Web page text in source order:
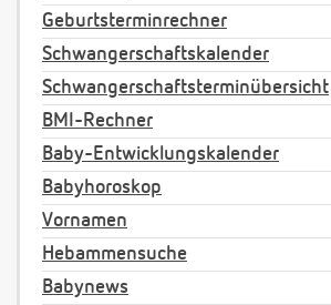
Geburtsterminrechner
Schwangerschaftskalender
Schwangerschaftsterminübersicht
BMI-Rechner
Baby-Entwicklungskalender
Babyhoroskop
Vornamen
Hebammensuche
Babynews